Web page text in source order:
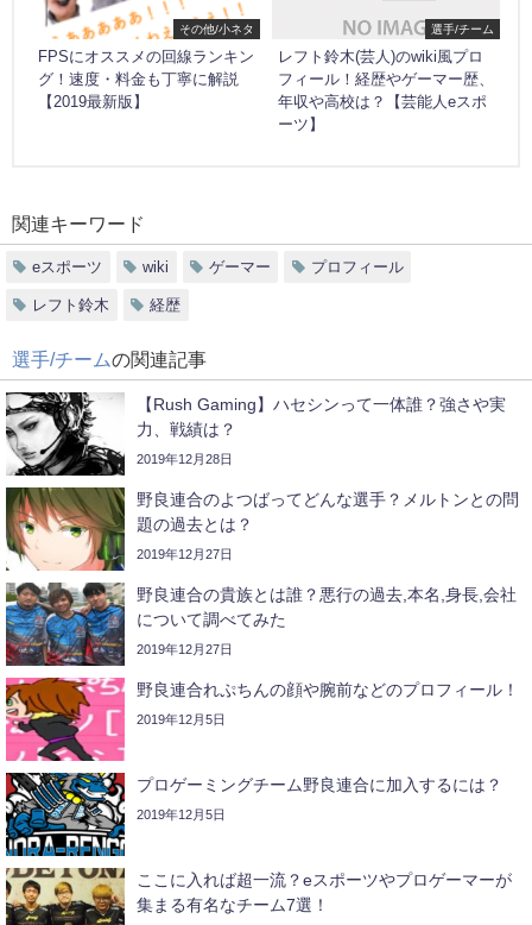
その他/小ネタ
FPSにオススメの回線ランキン
グ！速度・料金も丁寧に解説
【2019最新版】
選手/チーム
レフト鈴木(芸人)のwiki風プロ
フィール！経歴やゲーマー歴、
年収や高校は？【芸能人eスポ
ーツ】
関連キーワード
eスポーツ wiki ゲーマー プロフィール
レフト鈴木 経歴
選手/チームの関連記事
【Rush Gaming】ハセシンって一体誰？強さや実
力、戦績は？
2019年12月28日
野良連合のよつばってどんな選手？メルトンとの問
題の過去とは？
2019年12月27日
野良連合の貴族とは誰？悪行の過去,本名,身長,会社
について調べてみた
2019年12月27日
野良連合れぷちんの顔や腕前などのプロフィール！
2019年12月5日
プロゲーミングチーム野良連合に加入するには？
2019年12月5日
ここに入れば超一流？eスポーツやプロゲーマーが
集まる有名なチーム7選！